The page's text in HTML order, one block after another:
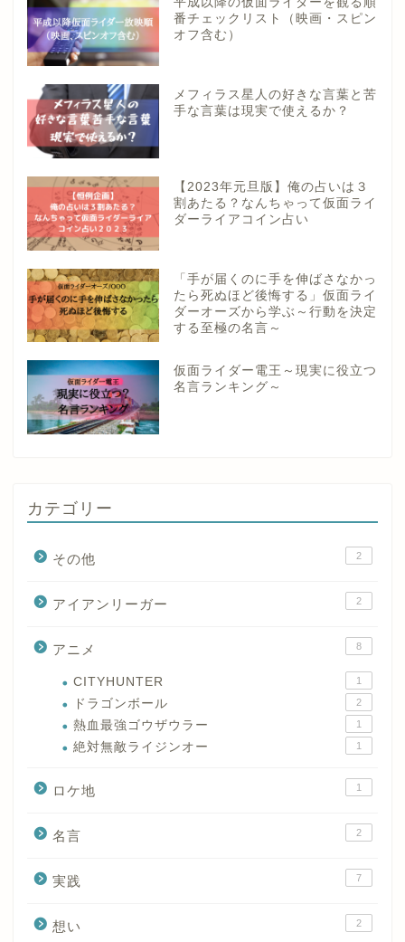
番チェックリスト（映画・スピン
オフ含む）
メフィラス星人の好きな言葉と苦
手な言葉は現実で使えるか？
【2023年元旦版】俺の占いは３
割あたる？なんちゃって仮面ライ
ダーライアコイン占い
「手が届くのに手を伸ばさなかっ
たら死ぬほど後悔する」仮面ライ
ダーオーズから学ぶ～行動を決定
する至極の名言～
仮面ライダー電王～現実に役立つ
名言ランキング～
カテゴリー
その他 2
アイアンリーガー 2
アニメ 8
CITYHUNTER 1
ドラゴンボール 2
熱血最強ゴウザウラー 1
絶対無敵ライジンオー 1
ロケ地 1
名言 2
実践 7
想い 2